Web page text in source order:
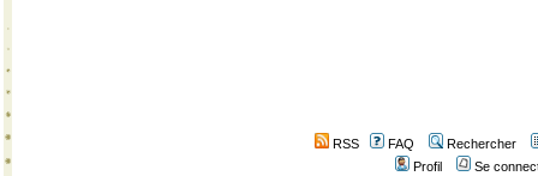
RSS FAQ
Rechercher
Profil
Se